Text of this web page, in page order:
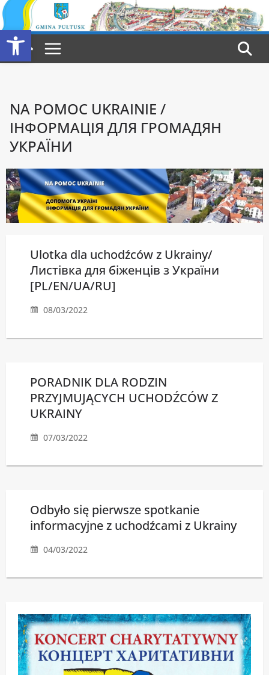
Otwórz pasek narzędzi
Przejdź
do
treści
NA POMOC UKRAINIE /
ІНФОРМАЦІЯ ДЛЯ ГРОМАДЯН
УКРАЇНИ
Ulotka dla uchodźców z Ukrainy/
Листівка для біженців з України
[PL/EN/UA/RU]
08/03/2022
PORADNIK DLA RODZIN
PRZYJMUJĄCYCH UCHODŹCÓW Z
UKRAINY
07/03/2022
Odbyło się pierwsze spotkanie
informacyjne z uchodźcami z Ukrainy
04/03/2022